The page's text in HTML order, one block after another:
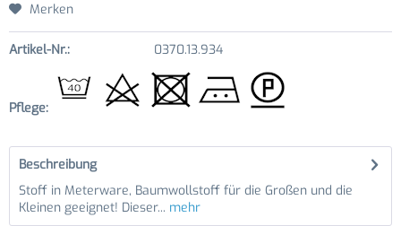
Merken
Artikel-Nr.: 0370.13.934
Pflege:
Beschreibung
Stoff in Meterware, Baumwollstoff für die Großen und die
Kleinen geeignet! Dieser... mehr